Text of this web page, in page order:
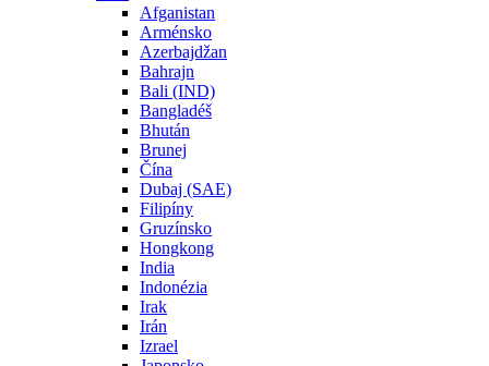
Afganistan
Arménsko
Azerbajdžan
Bahrajn
Bali (IND)
Bangladéš
Bhután
Brunej
Čína
Dubaj (SAE)
Filipíny
Gruzínsko
Hongkong
India
Indonézia
Irak
Irán
Izrael